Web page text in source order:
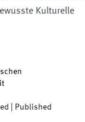
Kulturelle
Published